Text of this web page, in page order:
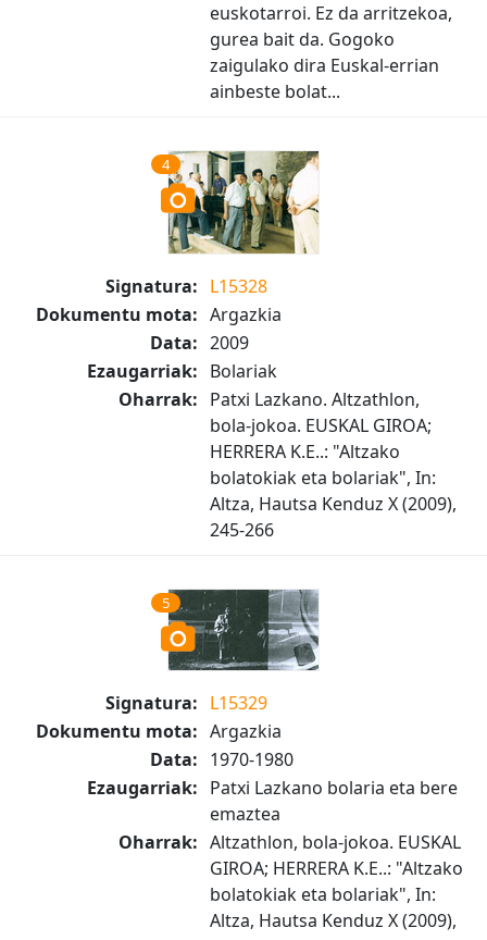
euskotarroi. Ez da arritzekoa,
gurea bait da. Gogoko
zaigulako dira Euskal-errian
ainbeste bolat...
4
Signatura: L15328
Dokumentu mota: Argazkia
Data: 2009
Ezaugarriak: Bolariak
Oharrak: Patxi Lazkano. Altzathlon,
bola-jokoa. EUSKAL GIROA;
HERRERA K.E..: "Altzako
bolatokiak eta bolariak", In:
Altza, Hautsa Kenduz X (2009),
245-266
5
Signatura: L15329
Dokumentu mota: Argazkia
Data: 1970-1980
Ezaugarriak: Patxi Lazkano bolaria eta bere
emaztea
Oharrak: Altzathlon, bola-jokoa. EUSKAL
GIROA; HERRERA K.E..: "Altzako
bolatokiak eta bolariak", In:
Altza, Hautsa Kenduz X (2009),